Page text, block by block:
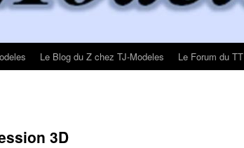
Le Blog du Z chez TJ-Modeles Le Forum du TT
3D